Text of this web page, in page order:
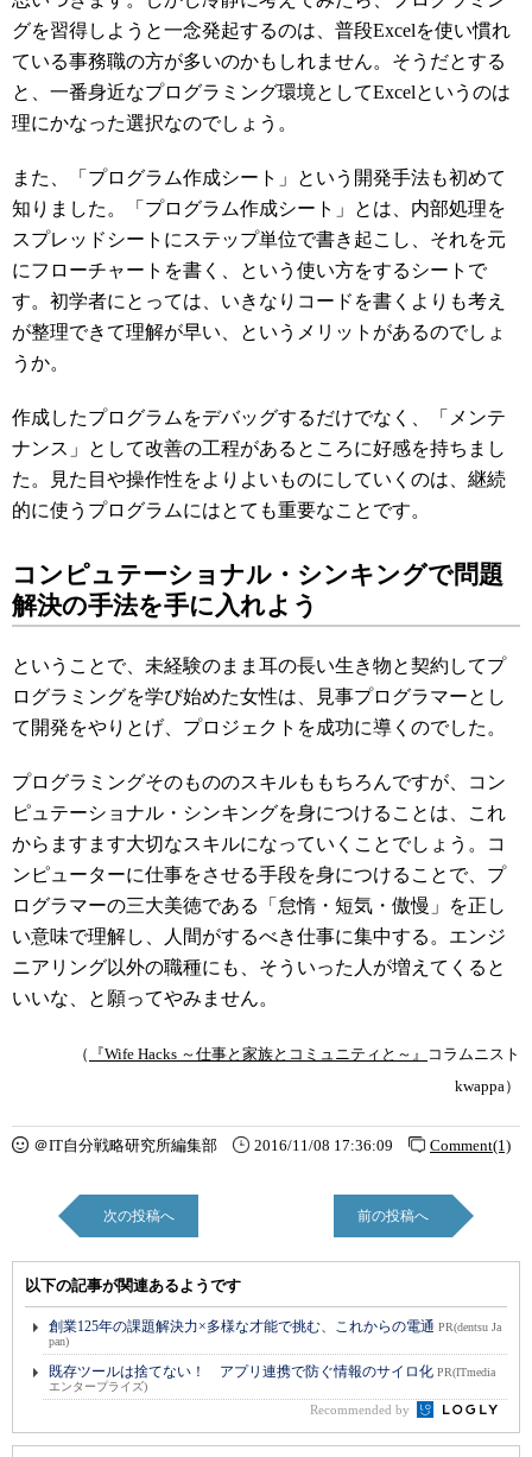
グを習得しようと一念発起するのは、普段Excelを使い慣れ
ている事務職の方が多いのかもしれません。そうだとする
と、一番身近なプログラミング環境としてExcelというのは
理にかなった選択なのでしょう。
また、「プログラム作成シート」という開発手法も初めて
知りました。「プログラム作成シート」とは、内部処理を
スプレッドシートにステップ単位で書き起こし、それを元
にフローチャートを書く、という使い方をするシートで
す。初学者にとっては、いきなりコードを書くよりも考え
が整理できて理解が早い、というメリットがあるのでしょ
うか。
作成したプログラムをデバッグするだけでなく、「メンテ
ナンス」として改善の工程があるところに好感を持ちまし
た。見た目や操作性をよりよいものにしていくのは、継続
的に使うプログラムにはとても重要なことです。
コンピュテーショナル・シンキングで問題
解決の手法を手に入れよう
ということで、未経験のまま耳の長い生き物と契約してプ
ログラミングを学び始めた女性は、見事プログラマーとし
て開発をやりとげ、プロジェクトを成功に導くのでした。
プログラミングそのもののスキルももちろんですが、コン
ピュテーショナル・シンキングを身につけることは、これ
からますます大切なスキルになっていくことでしょう。コ
ンピューターに仕事をさせる手段を身につけることで、プ
ログラマーの三大美徳である「怠惰・短気・傲慢」を正し
い意味で理解し、人間がするべき仕事に集中する。エンジ
ニアリング以外の職種にも、そういった人が増えてくると
いいな、と願ってやみません。
（ 『Wife Hacks ～仕事と家族とコミュニティと～』
コラムニスト
kwappa）
＠IT自分戦略研究所編集部 2016/11/08 17:36:09 Comment(1)
次の投稿へ 前の投稿へ
以下の記事が関連あるようです
創業125年の課題解決力×多様な才能で挑む、これからの電通 PR(dentsu Ja
pan)
既存ツールは捨てない！ アプリ連携で防ぐ情報のサイロ化 PR(ITmedia
エンタープライズ)
Recommended by